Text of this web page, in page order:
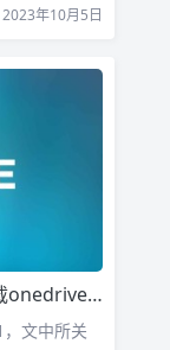
2023年10月5日
到vps服务器
文中所关